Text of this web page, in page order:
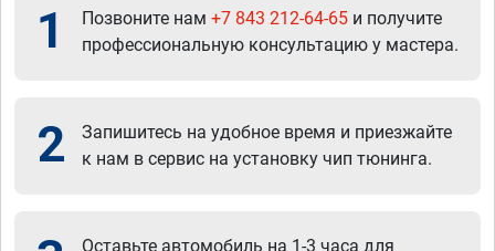
1 Позвоните нам +7 843 212-64-65 и получите
профессиональную консультацию у мастера.
2
Запишитесь на удобное время и приезжайте
к нам в сервис на установку чип тюнинга.
Оставьте автомобиль на 1-3 часа для